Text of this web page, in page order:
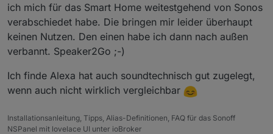
ich mich für das Smart Home weitestgehend von Sonos
verabschiedet habe. Die bringen mir leider überhaupt
keinen Nutzen. Den einen habe ich dann nach außen
verbannt. Speaker2Go ;-)
Ich finde Alexa hat auch soundtechnisch gut zugelegt,
wenn auch nicht wirklich vergleichbar
Installationsanleitung, Tipps, Alias-Definitionen, FAQ für das Sonoff
NSPanel mit lovelace UI unter ioBroker